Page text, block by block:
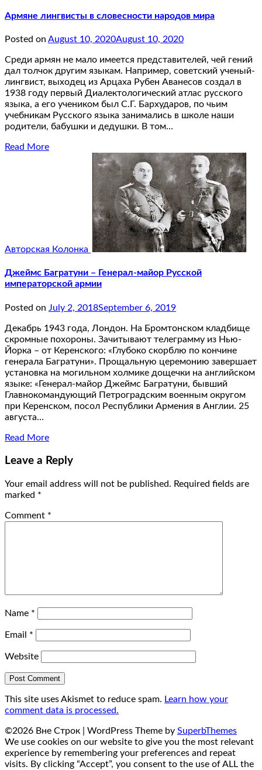
Армяне лингвисты в словесности народов мира
Posted on August 10, 2020August 10, 2020
Среди армян не мало имеется представителей, чей гений
дал толчок другим языкам. Например, советский ученый-
лингвист, выходец из Арцаха Рубен Аванесов создал в
1938 году первый Диалектологический атлас русского
языка, а его учеником был С.Г. Бархударов, по чьим
учебникам Русского языка занимались в школе наши
родители, бабушки и дедушки. В том…
Read More
Авторская Колонка
Джеймс Багратуни – Генерал-майор Русской
императорской армии
Posted on July 2, 2018September 6, 2019
Декабрь 1943 года, Лондон. На Бромтонском кладбище
скромные похороны. Зачитывают телеграмму из Нью-
Йорка – от Керенского: «Глубоко скорблю по кончине
генерала Багратуни». Прощальную церемонию завершает
установка на могильном холмике дощечки на английском
языке: «Генерал-майор Джеймс Багратуни, бывший
Главнокомандующий Петроградским военным округом
при Керенском, посол Республики Армения в Англии. 25
августа…
Read More
Leave a Reply
Your email address will not be published. Required fields are
marked *
Comment *
Name *
Email *
Website
This site uses Akismet to reduce spam. Learn how your
comment data is processed.
©2026 Вне Строк | WordPress Theme by SuperbThemes
We use cookies on our website to give you the most relevant
experience by remembering your preferences and repeat
visits. By clicking “Accept”, you consent to the use of ALL the